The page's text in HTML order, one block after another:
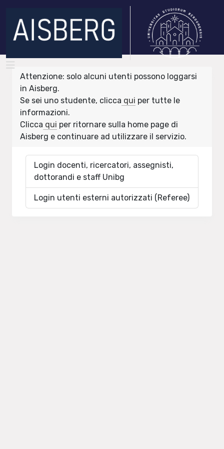
Attenzione: solo alcuni utenti possono loggarsi
in Aisberg.
Se sei uno studente, clicca qui per tutte le
informazioni.
Clicca qui per ritornare sulla home page di
Aisberg e continuare ad utilizzare il servizio.
Login docenti, ricercatori, assegnisti,
dottorandi e staff Unibg
Login utenti esterni autorizzati (Referee)